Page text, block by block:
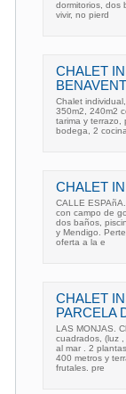
dormitorios, dos
vivir, no pierd
CHALET
Chalet
350m2, 240m2
tarima y terrazo,
bodega, 2
CHALET
CALLE
con campo de
dos baños,
y Mendigo.
oferta a la e
CHALET
PARCELA
LAS MONJAS.
cuadrados, (luz
al mar . 2
400 metros y
frutales. pre